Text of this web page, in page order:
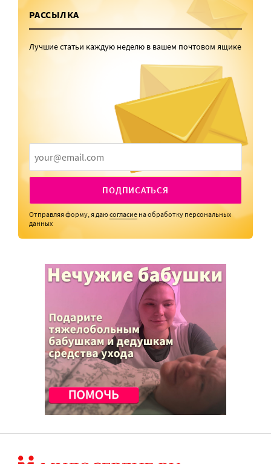
РАССЫЛКА
Лучшие статьи каждую неделю в вашем почтовом ящике
ПОДПИСАТЬСЯ
Отправляя форму, я даюсогласие на обработку персональных
данных